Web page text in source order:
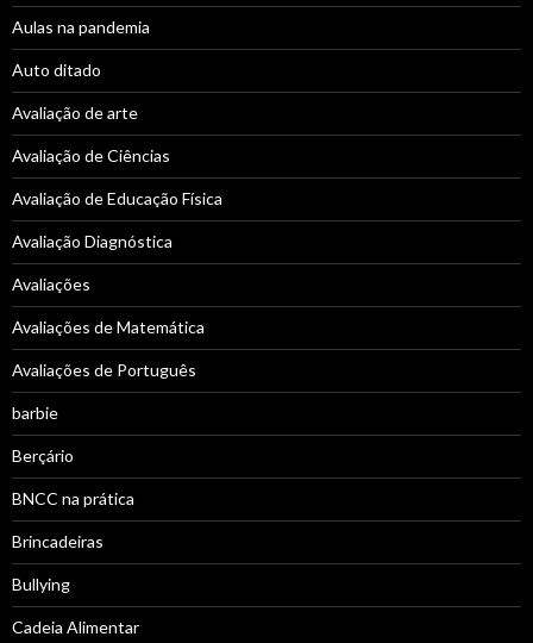
Aulas na pandemia
Auto ditado
Avaliação de arte
Avaliação de Ciências
Avaliação de Educação Física
Avaliação Diagnóstica
Avaliações
Avaliações de Matemática
Avaliações de Português
barbie
Berçário
BNCC na prática
Brincadeiras
Bullying
Cadeia Alimentar